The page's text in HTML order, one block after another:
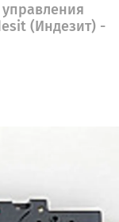
(Индезит) -